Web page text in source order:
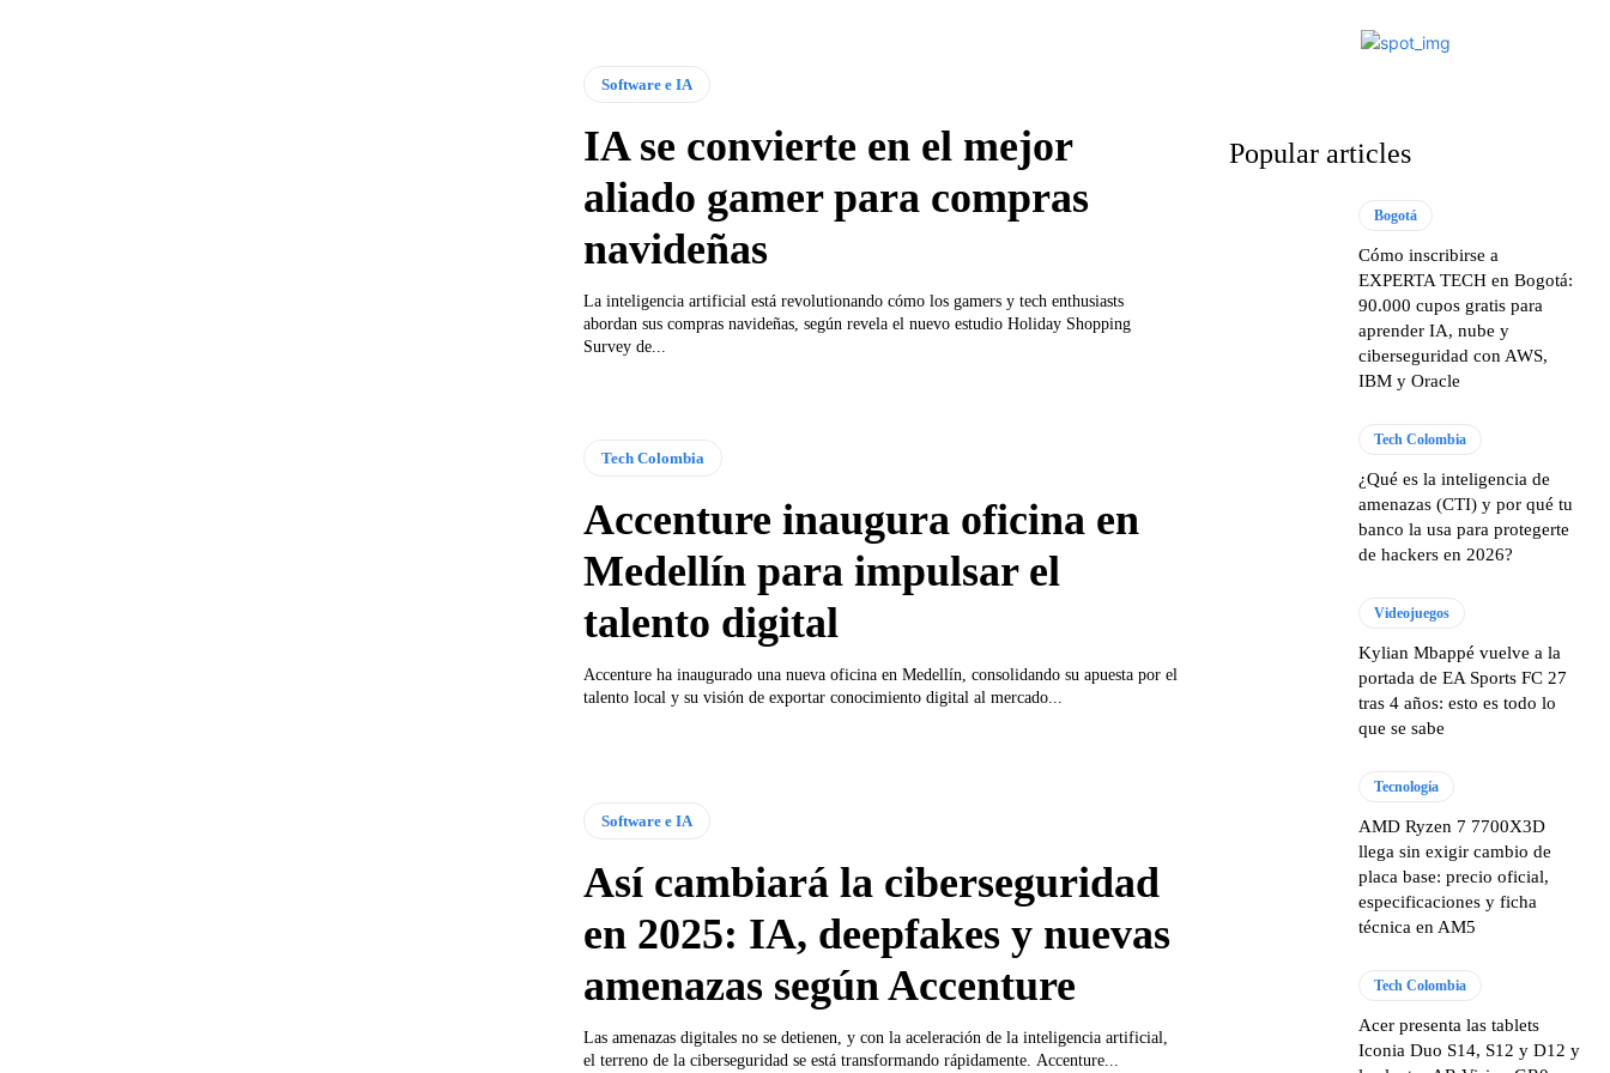
Software e IA
IA se convierte en el mejor
aliado gamer para compras
navideñas
La inteligencia artificial está revolutionando cómo los gamers y tech enthusiasts
abordan sus compras navideñas, según revela el nuevo estudio Holiday Shopping
Survey de...
Tech Colombia
Accenture inaugura oficina en
Medellín para impulsar el
talento digital
Accenture ha inaugurado una nueva oficina en Medellín, consolidando su apuesta por el
talento local y su visión de exportar conocimiento digital al mercado...
Software e IA
Así cambiará la ciberseguridad
en 2025: IA, deepfakes y nuevas
amenazas según Accenture
Las amenazas digitales no se detienen, y con la aceleración de la inteligencia artificial,
el terreno de la ciberseguridad se está transformando rápidamente. Accenture...
Popular articles
Bogotá
Cómo inscribirse a
EXPERTA TECH en Bogotá:
90.000 cupos gratis para
aprender IA, nube y
ciberseguridad con AWS,
IBM y Oracle
Tech Colombia
¿Qué es la inteligencia de
amenazas (CTI) y por qué tu
banco la usa para protegerte
de hackers en 2026?
Videojuegos
Kylian Mbappé vuelve a la
portada de EA Sports FC 27
tras 4 años: esto es todo lo
que se sabe
Tecnología
AMD Ryzen 7 7700X3D
llega sin exigir cambio de
placa base: precio oficial,
especificaciones y ficha
técnica en AM5
Tech Colombia
Acer presenta las tablets
Iconia Duo S14, S12 y D12 y